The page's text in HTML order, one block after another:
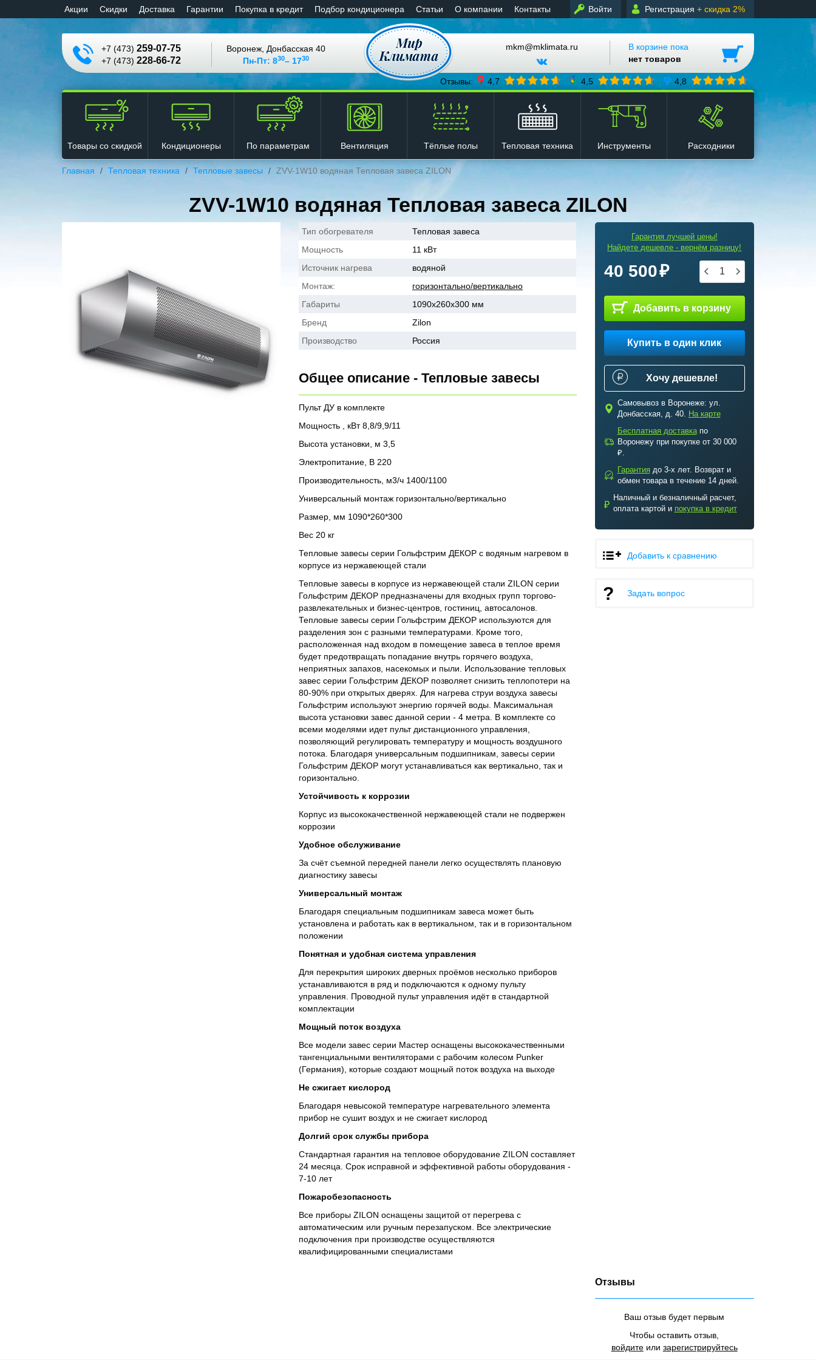
Войти Регистрация + скидка 2%
Aкции Cкидки Доставка Гарантии Покупка в кредит Подбор кондиционера Статьи О компании Контакты
+7 (473) 259-07-75
+7 (473) 228-66-72
Воронеж, Донбасская 40
Пн-Пт: 830– 1730
mkm@mklimata.ru
В корзине пока
нет товаров
Отзывы: 4,7 4,5 4,8
Товары со скидкой Кондиционеры По параметрам Вентиляция Тёплые полы Тепловая техника Инструменты Расходники
Главная Тепловая техника Тепловые завесы ZVV-1W10 водяная Тепловая завеса ZILON
ZVV-1W10 водяная Тепловая завеса ZILON
Гарантия лучшей цены!
Найдете дешевле - вернём разницу!
40 500
Добавить в корзину
Купить в один клик
Хочу дешевле!
c
Самовывоз в Воронеже: ул.
Донбасская, д. 40. На карте
a
Бесплатная доставкапо
Воронежу при покупке от 30 000
₽.
b
Гарантиядо 3-х лет. Возврат и
обмен товара в течение 14 дней.
₽
Наличный и безналичный расчет,
оплата картой и покупка в кредит
Добавить к сравнению
Задать вопрос
Тип обогревателя
Тепловая завеса
Мощность
11 кВт
Источник нагрева
водяной
Монтаж:
горизонтально/вертикально
Габариты
1090x260x300 мм
Бренд
Zilon
Производство
Россия
Общее описание - Тепловые завесы
Пульт ДУ в комплекте
Мощность , кВт 8,8/9,9/11
Высота установки, м 3,5
Электропитание, В 220
Производительность, м3/ч 1400/1100
Универсальный монтаж горизонтально/вертикально
Размер, мм 1090*260*300
Вес 20 кг
Тепловые завесы серии Гольфстрим ДЕКОР с водяным нагревом в
корпусе из нержавеющей стали
Тепловые завесы в корпусе из нержавеющей стали ZILON серии
Гольфстрим ДЕКОР предназначены для входных групп торгово-
развлекательных и бизнес-центров, гостиниц, автосалонов.
Тепловые завесы серии Гольфстрим ДЕКОР используются для
разделения зон с разными температурами. Кроме того,
расположенная над входом в помещение завеса в теплое время
будет предотвращать попадание внутрь горячего воздуха,
неприятных запахов, насекомых и пыли. Использование тепловых
завес серии Гольфстрим ДЕКОР позволяет снизить теплопотери на
80-90% при открытых дверях. Для нагрева струи воздуха завесы
Гольфстрим используют энергию горячей воды. Максимальная
высота установки завес данной серии - 4 метра. В комплекте со
всеми моделями идет пульт дистанционного управления,
позволяющий регулировать температуру и мощность воздушного
потока. Благодаря универсальным подшипникам, завесы серии
Гольфстрим ДЕКОР могут устанавливаться как вертикально, так и
горизонтально.
Устойчивость к коррозии
Корпус из высококачественной нержавеющей стали не подвержен
коррозии
Удобное обслуживание
За счёт съемной передней панели легко осуществлять плановую
диагностику завесы
Универсальный монтаж
Благодаря специальным подшипникам завеса может быть
установлена и работать как в вертикальном, так и в горизонтальном
положении
Понятная и удобная система управления
Для перекрытия широких дверных проёмов несколько приборов
устанавливаются в ряд и подключаются к одному пульту
управления. Проводной пульт управления идёт в стандартной
комплектации
Мощный поток воздуха
Все модели завес серии Мастер оснащены высококачественными
тангенциальными вентиляторами с рабочим колесом Punker
(Германия), которые создают мощный поток воздуха на выходе
Не сжигает кислород
Благодаря невысокой температуре нагревательного элемента
прибор не сушит воздух и не сжигает кислород
Долгий срок службы прибора
Стандартная гарантия на тепловое оборудование ZILON составляет
24 месяца. Срок исправной и эффективной работы оборудования -
7-10 лет
Пожаробезопасность
Все приборы ZILON оснащены защитой от перегрева с
автоматическим или ручным перезапуском. Все электрические
подключения при производстве осуществляются
квалифицированными специалистами
Отзывы
Ваш отзыв будет первым
Чтобы оставить отзыв,
войдитеили зарегистрируйтесь